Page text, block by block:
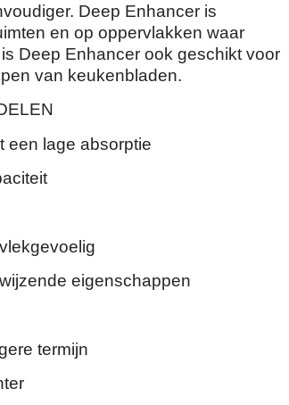
Deep Enhancer is
en op oppervlakken waar
Deep Enhancer ook geschikt voor
van keukenbladen.
een lage absorptie
eigenschappen
termijn